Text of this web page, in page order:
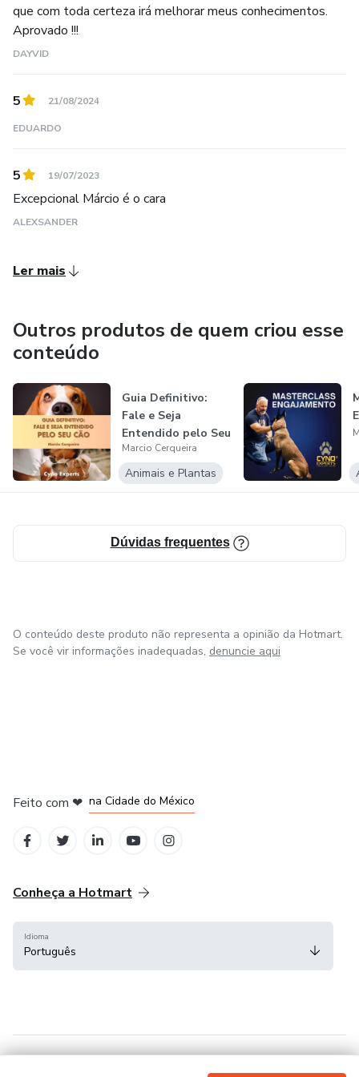
de ter um cão obediente, educado e companheiro,
enquanto os cães têm uma vida plena, amados por seus
donos e adaptados ao seu modo de vida.
que com toda certeza irá melhorar meus conhecimentos.
Aprovado !!!
DAYVID
5 21/08/2024
EDUARDO
5 19/07/2023
Excepcional Márcio é o cara
ALEXSANDER
Ler mais
Outros produtos de quem criou esse
conteúdo
Guia Definitivo:
Fale e Seja
Entendido pelo Seu
Cão
Marcio Cerqueira
Animais e Plantas
Dúvidas frequentes
O conteúdo deste produto não representa a opinião da Hotmart.
Se você vir informações inadequadas, denuncie aqui
Feito com ❤ na Cidade do México
Conheça a Hotmart
Idioma
Português